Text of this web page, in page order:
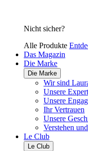
Nicht sicher?
Alle Produkte
Das Magazin
Die Marke
Die Marke
Wir sind
Unsere
Unsere
Ihr Vertrauen
Unsere
Verstehen
Le Club
Le Club